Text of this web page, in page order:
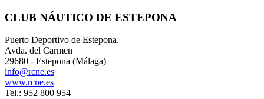
CLUB NÁUTICO DE ESTEPONA
Puerto Deportivo de Estepona.
Avda. del Carmen
29680 - Estepona (Málaga)
info@rcne.es
www.rcne.es
Tel.: 952 800 954